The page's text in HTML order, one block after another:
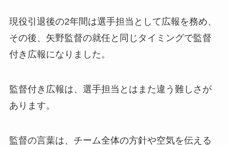
現役引退後の2年間は選手担当として広報を務め、
その後、矢野監督の就任と同じタイミングで監督
付き広報になりました。
監督付き広報は、選手担当とはまた違う難しさが
あります。
監督の言葉は、チーム全体の方針や空気を伝える